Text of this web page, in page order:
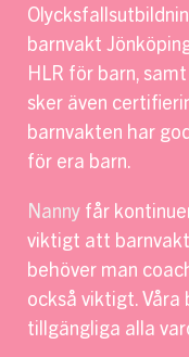
barnvakt
HLR för barn,
sker även
barnvakten har
för era barn.
Nanny får
viktigt att
behöver man
också viktigt.
tillgängliga alla